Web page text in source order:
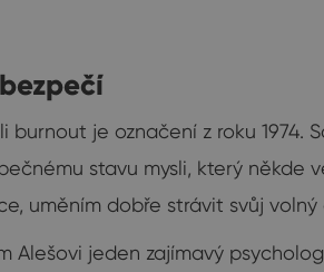
burnout je označení z roku
stavu mysli, který někde
uměním dobře strávit svůj
Alešovi jeden zajímavý